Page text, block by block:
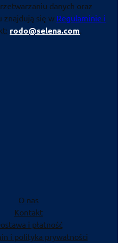
danych oraz
znajdują się w Regulaminie i
rodo@selena.com.
O nas
Kontakt
i płatność
i polityka prywatności